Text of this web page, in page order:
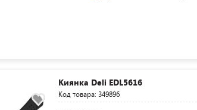
Киянка Deli EDL5616
Код товара: 349896